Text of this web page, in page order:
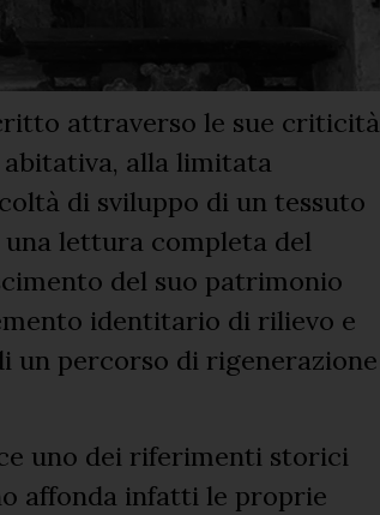
attraverso le sue criticità
alla limitata
di sviluppo di un tessuto
lettura completa del
del suo patrimonio
identitario di rilievo e
un percorso di rigenerazione
uno dei riferimenti storici
affonda infatti le proprie